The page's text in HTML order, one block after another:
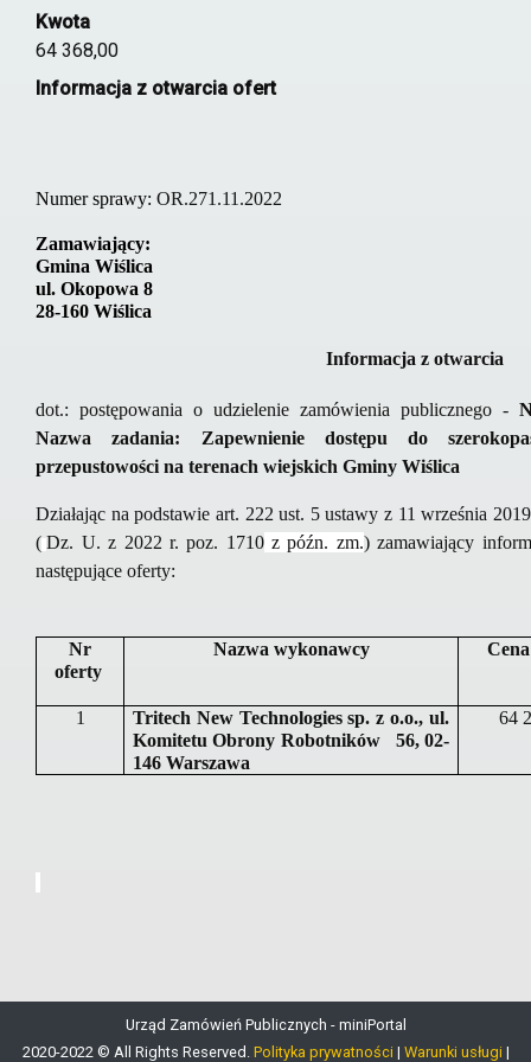
Kwota
64 368,00
Informacja z otwarcia ofert
Numer sprawy: OR.271.11.2022
Zamawiający:
Gmina Wiślica
ul. Okopowa 8
28-160 Wiślica
Informacja z otwarcia
dot.: postępowania o udzielenie zamówienia publicznego -
Nazwa zadania: Zapewnienie dostępu do
przepustowości na terenach wiejskich Gminy Wiślica
Działając na podstawie art. 222 ust. 5 ustawy z 11 września
( Dz. U. z 2022 r. poz. 1710z późn. zm.)zamawiający
następujące oferty:
Nr
oferty
Nazwa wykonawcy
1
Tritech New Technologies sp. z o.o., ul.
Komitetu Obrony Robotników 56, 02-
146 Warszawa
64
Urząd Zamówień Publicznych - miniPortal
2020-2022 © All Rights Reserved. Polityka prywatności | Warunki usługi |